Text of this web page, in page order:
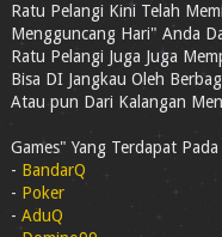
Ratu Pelangi Kini Telah
Mengguncang Hari" Anda
Ratu Pelangi Juga Juga
Bisa DI Jangkau Oleh
Atau pun Dari Kalangan
Games" Yang Terdapat
- BandarQ
- Poker
- AduQ